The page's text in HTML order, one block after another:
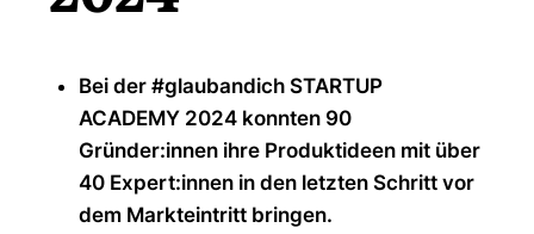
Bei der #glaubandich STARTUP
ACADEMY 2024 konnten 90
Gründer:innen ihre Produktideen mit über
40 Expert:innen in den letzten Schritt vor
dem Markteintritt bringen.